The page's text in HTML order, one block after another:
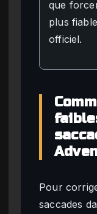
que
plus
officiel.
Pour
saccades